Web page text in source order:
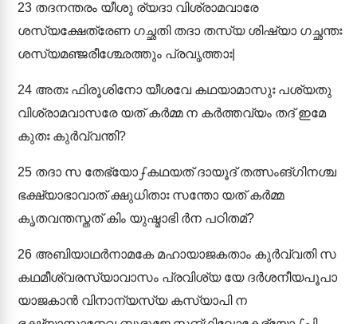
23 തദനന്തരം യീശു ര്യദാ വിശ്രാമവാരേ
ശസ്യക്ഷേത്രേണ ഗച്ഛതി തദാ തസ്യ ശിഷ്യാ ഗച്ഛന്തഃ
ശസ്യമഞ്ജരീശ്ഛേത്തും പ്രവൃത്താഃ|
24 അതഃ ഫിരൂശിനോ യീശവേ കഥയാമാസുഃ പശ്യതു
വിശ്രാമവാസരേ യത് കർമ്മ ന കർത്തവ്യം തദ് ഇമേ
കുതഃ കുർവ്വന്തി?
25 തദാ സ തേഭ്യോഽകഥയത് ദായൂദ് തത്സംങ്ഗിനശ്ച
ഭക്ഷ്യാഭാവാത് ക്ഷുധിതാഃ സന്തോ യത് കർമ്മ
കൃതവന്തസ്തത് കിം യുഷ്മാഭി ർന പഠിതമ്?
26 അബിയാഥർനാമകേ മഹായാജകതാം കുർവ്വതി സ
കഥമീശ്വരസ്യാവാസം പ്രവിശ്യ യേ ദർശനീയപൂപാ
യാജകാൻ വിനാന്യസ്യ കസ്യാപി ന